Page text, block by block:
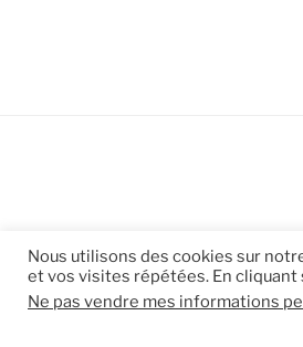
Nous utilisons des cookies sur
et vos visites répétées. En cliquant
Ne pas vendre mes informations